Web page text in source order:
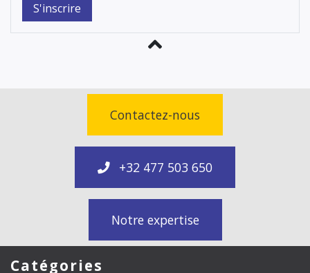
Contactez-nous
+32 477 503 650
Notre expertise
Catégories